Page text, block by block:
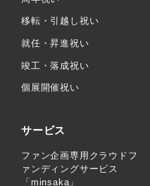
移転・引越し祝い
就任・昇進祝い
竣工・落成祝い
個展開催祝い
サービス
ファン企画専用クラウドフ
ァンディングサービス
「minsaka」